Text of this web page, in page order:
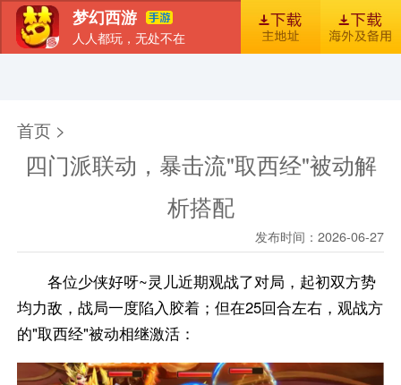
梦幻西游
人人都玩，无处不在
首页 >
四门派联动，暴击流"取西经"被动解
析搭配
发布时间：2026-06-27
各位少侠好呀~灵儿近期观战了对局，起初双方势
均力敌，战局一度陷入胶着；但在25回合左右，观战方
的"取西经"被动相继激活：